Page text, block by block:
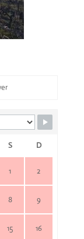
S D
1 2
8 9
15 16